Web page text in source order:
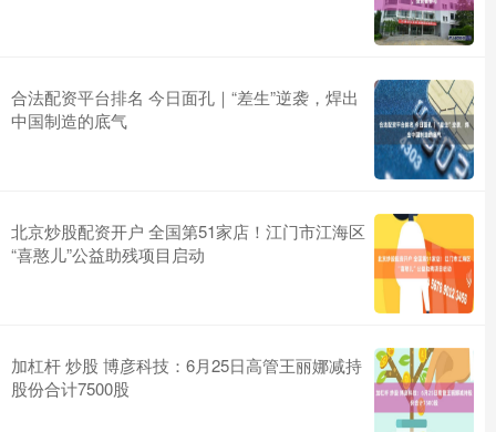
合法配资平台排名 今日面孔｜“差生”逆袭，焊出
中国制造的底气
北京炒股配资开户 全国第51家店！江门市江海区
“喜憨儿”公益助残项目启动
加杠杆 炒股 博彦科技：6月25日高管王丽娜减持
股份合计7500股